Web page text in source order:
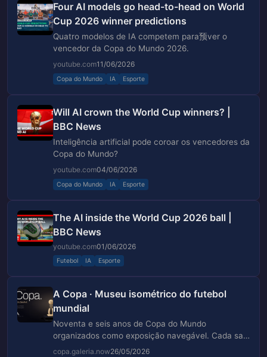
Four AI models go head-to-head on World
Cup 2026 winner predictions
Quatro modelos de IA competem para预ver o
vencedor da Copa do Mundo 2026.
youtube.com11/06/2026
Copa do Mundo IA Esporte
Will AI crown the World Cup winners? |
BBC News
Inteligência artificial pode coroar os vencedores da
Copa do Mundo?
youtube.com04/06/2026
Copa do Mundo IA Esporte
The AI inside the World Cup 2026 ball |
BBC News
youtube.com01/06/2026
Futebol IA Esporte
A Copa · Museu isométrico do futebol
mundial
Noventa e seis anos de Copa do Mundo
organizados como exposição navegável. Cada sala
carrega um ângulo isométrico distinto.
copa.galeria.now26/05/2026